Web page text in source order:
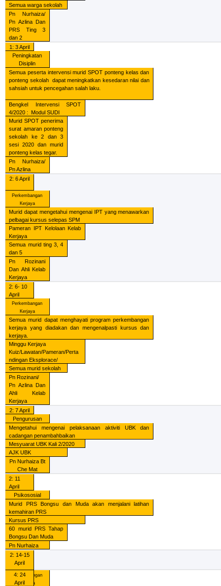
Semua warga sekolah
Pn Nurhaiza/
Pn Azlina Dan
PRS Ting 3
dan 2
1: 3 April
Peningkatan
Disiplin
Semua peserta intervensi murid SPOT ponteng kelas dan
ponteng sekolah
dapat meningkatkan kesedaran nilai dan
sahsiah untuk pencegahan salah laku.
Bengkel Intervensi SPOT
4/2020 : Modul SUDI
Murid SPOT penerima
surat amaran ponteng
sekolah ke 2 dan 3
sesi 2020 dan murid
ponteng kelas tegar.
Pn Nurhaiza/
Pn Azlina
2: 6 April
Perkembangan
Kerjaya
Murid dapat mengetahui mengenai IPT yang menawarkan
pelbagai kursus selepas SPM
Pameran IPT Kelolaan Kelab
Kerjaya
Semua murid ting 3, 4
dan 5
Pn Rozinani
Dan Ahli Kelab
Kerjaya
2: 6- 10
April
Perkembangan
Kerjaya
Semua murid dapat menghayati program perkembangan
kerjaya yang diadakan dan mengenalpasti kursus dan
kerjaya.
Minggu Kerjaya
Kuiz/Lawatan/Pameran/Perta
ndingan Eksplorace/
Semua murid sekolah
Pn Rozinani/
Pn Azlina Dan
Ahli Kelab
Kerjaya
2: 7 April
Pengurusan
Mengetahui mengenai pelaksanaan aktiviti UBK dan
cadangan penambahbaikan
Mesyuarat UBK Kali 2/2020
AJK UBK
Pn Nurhaiza Bt
Che Mat
2: 11
April
Psikososial
Murid PRS Bongsu dan Muda akan menjalani latihan
kemahiran PRS
Kursus PRS
60 murid PRS Tahap
Bongsu Dan Muda
Pn Nurhaiza
2: 14-15
April
Perkembangan
Kerjaya
4: 24
April